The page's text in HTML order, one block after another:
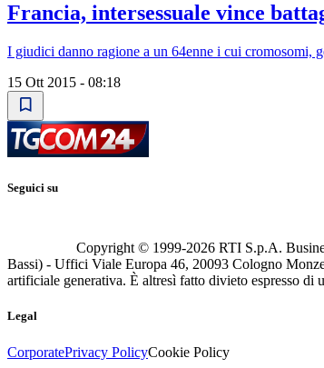
Francia, intersessuale vince
I giudici danno ragione a un 64enne i cui cromosomi,
15 Ott 2015 - 08:18
Seguici su
Copyright © 1999-2026 RTI S.p.A.
Bassi) - Uffici Viale Europa 46, 20093 Cologno
artificiale generativa. È altresì fatto divieto espresso di
Legal
CorporatePrivacy PolicyCookie Policy